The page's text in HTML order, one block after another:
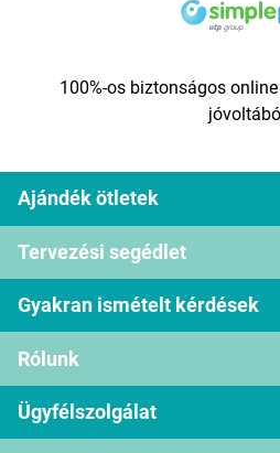
100%-os biztonságos
Ajándék ötletek
Tervezési segédlet
Gyakran ismételt kérdések
Rólunk
Ügyfélszolgálat